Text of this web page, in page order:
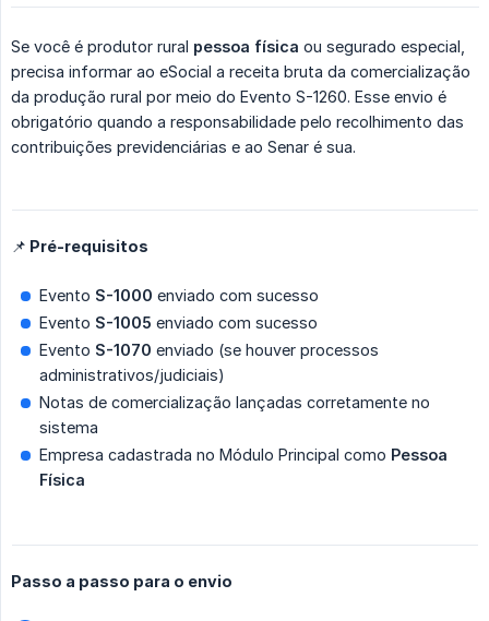
Se você é produtor rural pessoa física ou segurado especial,
precisa informar ao eSocial a receita bruta da comercialização
da produção rural por meio do Evento S-1260. Esse envio é
obrigatório quando a responsabilidade pelo recolhimento das
contribuições previdenciárias e ao Senar é sua.
📌 Pré-requisitos
Evento S-1000 enviado com sucesso
Evento S-1005 enviado com sucesso
Evento S-1070 enviado (se houver processos
administrativos/judiciais)
Notas de comercialização lançadas corretamente no
sistema
Empresa cadastrada no Módulo Principal como Pessoa
Física
Passo a passo para o envio